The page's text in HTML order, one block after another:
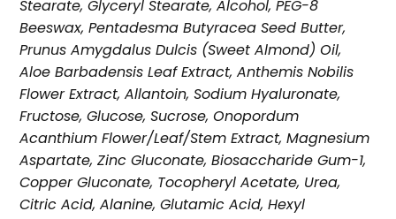
Stearate, Glyceryl Stearate, Alcohol, PEG-8
Beeswax, Pentadesma Butyracea Seed Butter,
Prunus Amygdalus Dulcis (Sweet Almond) Oil,
Aloe Barbadensis Leaf Extract, Anthemis Nobilis
Flower Extract, Allantoin, Sodium Hyaluronate,
Fructose, Glucose, Sucrose, Onopordum
Acanthium Flower/Leaf/Stem Extract, Magnesium
Aspartate, Zinc Gluconate, Biosaccharide Gum-1,
Copper Gluconate, Tocopheryl Acetate, Urea,
Citric Acid, Alanine, Glutamic Acid, Hexyl